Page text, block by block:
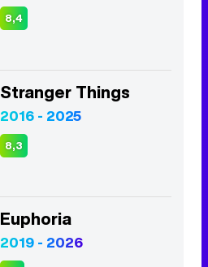
8,4
Stranger Things
2016 - 2025
8,3
Euphoria
2019 - 2026